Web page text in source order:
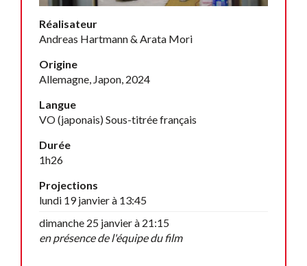
Réalisateur
Andreas Hartmann & Arata Mori
Origine
Allemagne, Japon, 2024
Langue
VO (japonais) Sous-titrée français
Durée
1h26
Projections
lundi 19 janvier à 13:45
dimanche 25 janvier à 21:15
en présence de l'équipe du film